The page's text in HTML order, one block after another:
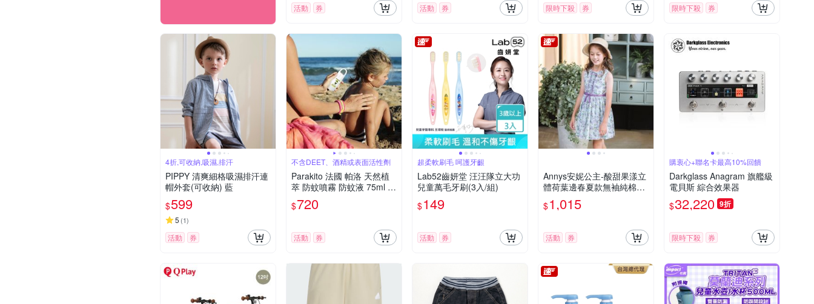
活動 券 活動 券 限時下殺 券 限時下殺 券
4折,可收納,吸濕,排汗
PIPPY 清爽細格吸濕排汗連
帽外套(可收納) 藍
$599
5 (1)
活動 券
不含DEET、酒精或表面活性劑
Parakito 法國 帕洛 天然植
萃 防蚊噴霧 防蚊液 75ml 長
效 防水 強效 多款可選
$720
活動 券
超柔軟刷毛 呵護牙齦
Lab52齒妍堂 汪汪隊立大功
兒童萬毛牙刷(3入/組)
$149
活動 券
Annys安妮公主-酸甜果漾立
體荷葉邊春夏款無袖純棉綁
帶洋裝(3308綠色)
$1,015
活動 券
購衷心+聯名卡最高10%回饋
Darkglass Anagram 旗艦級
電貝斯 綜合效果器
$32,220 9折
限時下殺 券